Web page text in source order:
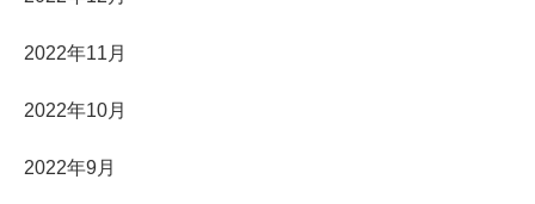
2022年11月
2022年10月
2022年9月